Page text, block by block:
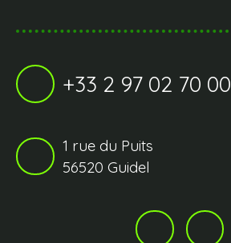
+33 2 97 02 70 00
1 rue du Puits
56520 Guidel